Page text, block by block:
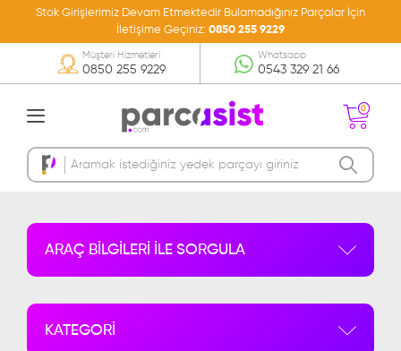
Stok Girişlerimiz Devam Etmektedir Bulamadığınız Parçalar İçin
İletişime Geçiniz: 0850 255 9229
0850 255 9229
Müşteri Hizmetleri
0543 329 21 66
Whatsapp
0
Sepetinizde Ürün
ARAÇ BİLGİLERİ İLE SORGULA
KATEGORİ